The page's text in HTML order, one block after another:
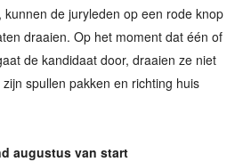
de juryleden op een rode knop
draaien. Op het moment dat één of
de kandidaat door, draaien ze niet
spullen pakken en richting huis
augustus van start